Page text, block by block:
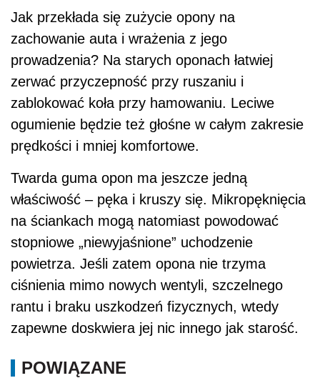
Jak przekłada się zużycie opony na
zachowanie auta i wrażenia z jego
prowadzenia? Na starych oponach łatwiej
zerwać przyczepność przy ruszaniu i
zablokować koła przy hamowaniu. Leciwe
ogumienie będzie też głośne w całym zakresie
prędkości i mniej komfortowe.
Twarda guma opon ma jeszcze jedną
właściwość – pęka i kruszy się. Mikropęknięcia
na ściankach mogą natomiast powodować
stopniowe „niewyjaśnione” uchodzenie
powietrza. Jeśli zatem opona nie trzyma
ciśnienia mimo nowych wentyli, szczelnego
rantu i braku uszkodzeń fizycznych, wtedy
zapewne doskwiera jej nic innego jak starość.
POWIĄZANE